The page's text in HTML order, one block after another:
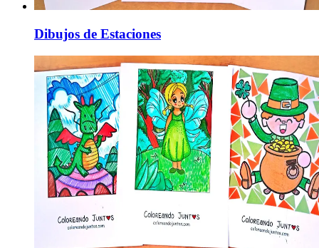
Dibujos de Estaciones